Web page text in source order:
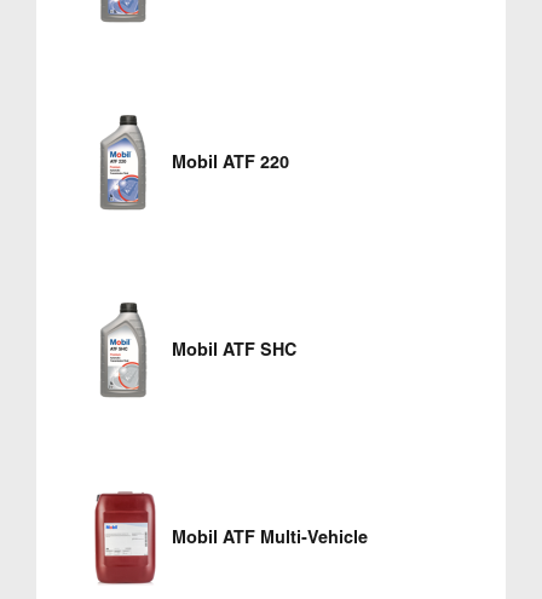
Mobil ATF 220
Mobil ATF SHC
Mobil ATF Multi-Vehicle